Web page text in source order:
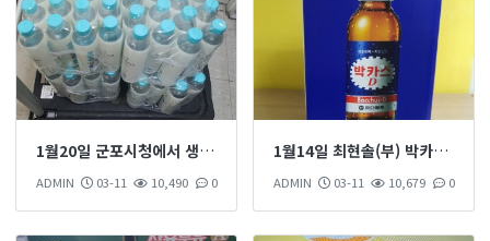
1월20일 군포시청에서 생수160개 후원 하셨습니다
ADMIN 03-11 10,490 0
1월14일 최현솔(부) 박카스 1박스 후원 하셨습니다
ADMIN 03-11 10,679 0